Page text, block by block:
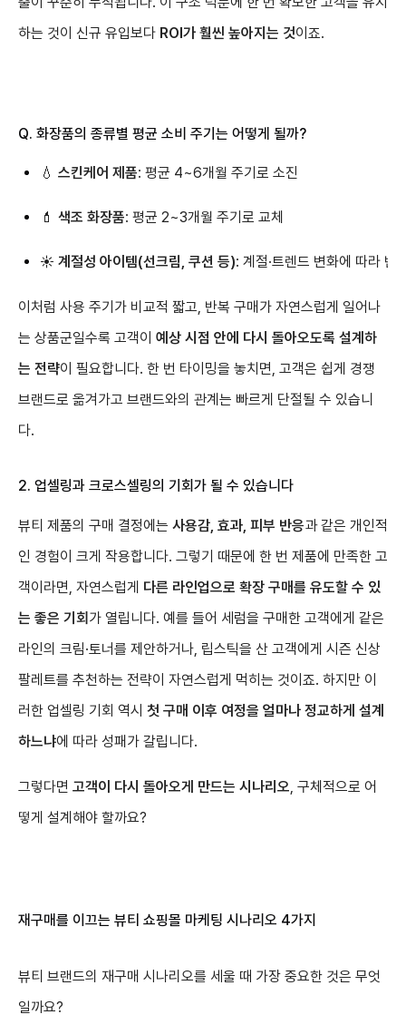
하는 것이 신규 유입보다 ROI가 훨씬 높아지는 것이죠.
Q. 화장품의 종류별 평균 소비 주기는 어떻게 될까?
💧 스킨케어 제품: 평균 4~6개월 주기로 소진
💄 색조 화장품: 평균 2~3개월 주기로 교체
☀️ 계절성 아이템(선크림, 쿠션 등): 계절·트렌드 변화에 따라 반
이처럼 사용 주기가 비교적 짧고, 반복 구매가 자연스럽게 일어나
는 상품군일수록 고객이 예상 시점 안에 다시 돌아오도록 설계하
는 전략이 필요합니다. 한 번 타이밍을 놓치면, 고객은 쉽게 경쟁
브랜드로 옮겨가고 브랜드와의 관계는 빠르게 단절될 수 있습니
다.
2. 업셀링과 크로스셀링의 기회가 될 수 있습니다
뷰티 제품의 구매 결정에는 사용감, 효과, 피부 반응과 같은 개인적
인 경험이 크게 작용합니다. 그렇기 때문에 한 번 제품에 만족한 고
객이라면, 자연스럽게 다른 라인업으로 확장 구매를 유도할 수 있
는 좋은 기회 가 열립니다. 예를 들어 세럼을 구매한 고객에게 같은
라인의 크림·토너를 제안하거나, 립스틱을 산 고객에게 시즌 신상
팔레트를 추천하는 전략이 자연스럽게 먹히는 것이죠. 하지만 이
러한 업셀링 기회 역시 첫 구매 이후 여정을 얼마나 정교하게 설계
하느냐에 따라 성패가 갈립니다.
그렇다면 고객이 다시 돌아오게 만드는 시나리오 , 구체적으로 어
떻게 설계해야 할까요?
재구매를 이끄는 뷰티 쇼핑몰 마케팅 시나리오 4가지
뷰티 브랜드의 재구매 시나리오를 세울 때 가장 중요한 것은 무엇
일까요?